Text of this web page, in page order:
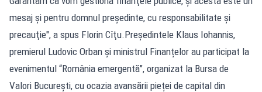
mesaj şi pentru domnul preşedinte, cu responsabilitate şi
precauţie", a spus Florin Cîţu.Președintele Klaus Iohannis,
premierul Ludovic Orban și ministrul Finanțelor au participat la
evenimentul “România emergentă”, organizat la Bursa de
Valori București, cu ocazia avansării pieței de capital din